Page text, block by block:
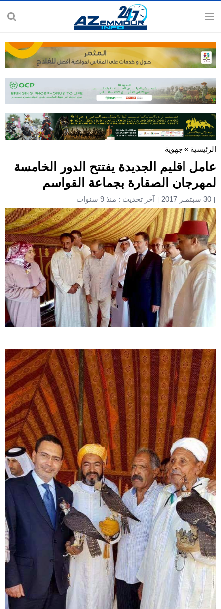
الرئيسية » جهوية
عامل اقليم الجديدة يفتتح الدور الخامسة
لمهرجان الصقارة بجماعة القواسم
30 سبتمبر 2017 آخر تحديث : منذ 9 سنوات